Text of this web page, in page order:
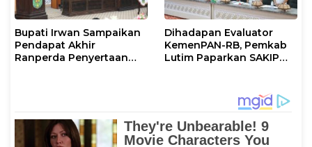
Bupati Irwan Sampaikan
Pendapat Akhir
Ranperda Penyertaan
Dihadapan Evaluator
KemenPAN-RB, Pemkab
Lutim Paparkan SAKIP